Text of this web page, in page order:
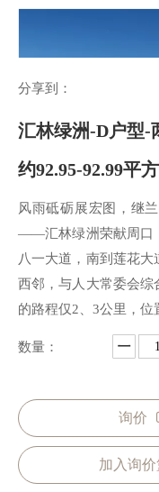
分享到：
汇林绿洲-D户型-
约92.95-92.99平
风雨砥砺展宏图，继
——汇林绿洲荣献周口
八一大道，南到莲花
西邻，与人大常委会
的路程仅2、3公里，位
数量：
询价
加入询价